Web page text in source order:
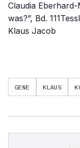
Claudia Eberhard-
was?”, Bd.
Klaus Jacob
GENE KLAUS